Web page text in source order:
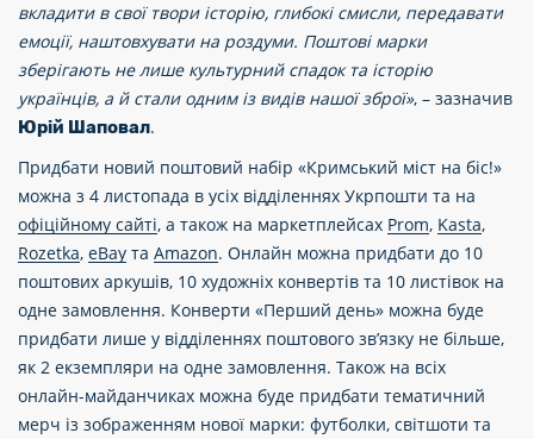
вкладити в свої твори історію, глибокі смисли, передавати
емоції, наштовхувати на роздуми. Поштові марки
зберігають не лише культурний спадок та історію
українців, а й стали одним із видів нашої зброї», – зазначив
Юрій Шаповал.
Придбати новий поштовий набір «Кримський міст на біс!»
можна з 4 листопада в усіх відділеннях Укрпошти та на
офіційному сайті, а також на маркетплейсах Prom, Kasta,
Rozetka, eBay та Amazon. Онлайн можна придбати до 10
поштових аркушів, 10 художніх конвертів та 10 листівок на
одне замовлення. Конверти «Перший день» можна буде
придбати лише у відділеннях поштового зв’язку не більше,
як 2 екземпляри на одне замовлення. Також на всіх
онлайн-майданчиках можна буде придбати тематичний
мерч із зображенням нової марки: футболки, світшоти та